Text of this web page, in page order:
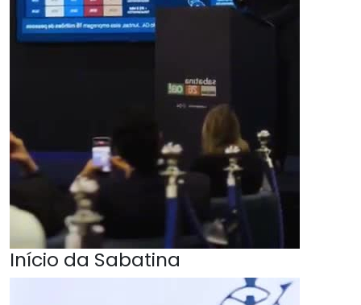
Início da Sabatina